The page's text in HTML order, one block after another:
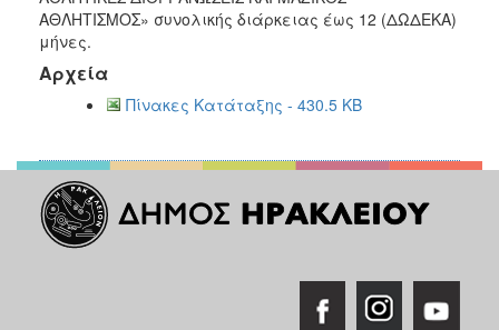
ΠΟΛΙΤΙΣΜΟΣ
ΑΝΘΕΚΤΙΚΗ
ΠΟΛΗ
ΑΘΛΗΤΙΣΜΟΣ» συνολικής διάρκειας έως 12 (ΔΩΔΕΚΑ)
μήνες.
Αρχεία
Πίνακες Κατάταξης - 430.5 KB